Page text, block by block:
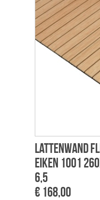
Lattenwand
eiken 1001
6,5
€ 168,00